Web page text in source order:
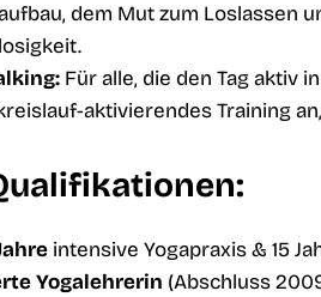
dem Mut zum Loslassen
Für alle, die den Tag aktiv
aktivierendes Training
intensive Yogapraxis & 15
Yogalehrerin (Abschluss